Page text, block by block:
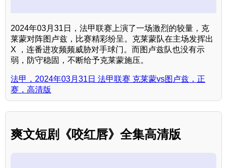
2024年03月31日，法甲联赛上演了一场激烈的较量，克
莱蒙对阵图卢兹，比赛精彩纷呈。克莱蒙队在主场发挥出
X ，连番进攻频频威胁对手球门。而图卢兹队也没有示
弱，防守稳固，不断给予克莱蒙施压。
法甲，2024年03月31日 法甲联赛 克莱蒙vs图卢兹，正
赛，高清版
爽文短剧《咬红唇》全集高清版